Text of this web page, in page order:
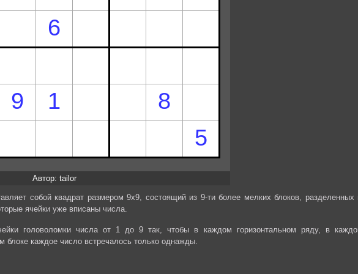
Автор: tailor
собой квадрат размером 9х9, состоящий из 9-ти более мелких блоков, разделенных
ячейки уже вписаны числа.
головоломки числа от 1 до 9 так, чтобы в каждом горизонтальном ряду, в
блоке каждое число встречалось только однажды.